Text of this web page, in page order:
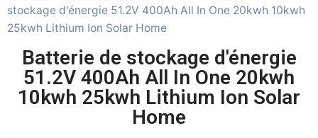
stockage d'énergie 51.2V 400Ah All In One 20kwh 10kwh
25kwh Lithium Ion Solar Home
Batterie de stockage d'énergie
51.2V 400Ah All In One 20kwh
10kwh 25kwh Lithium Ion Solar
Home